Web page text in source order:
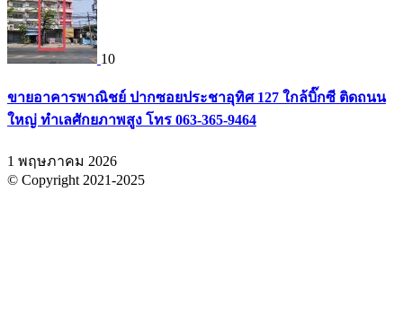
10
ขายอาคารพาณิชย์ ปากซอยประชาอุทิศ 127 ใกล้บิ๊กซี ติดถนน
ใหญ่ ทำเลศักยภาพสูง โทร 063-365-9464
1 พฤษภาคม 2026
© Copyright 2021-2025